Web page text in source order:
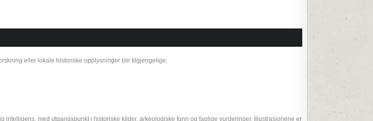
eller lokale historiske opplysninger blir tilgjengelige.
intelligens, med utgangspunkt i historiske kilder, arkeologiske funn og faglige vurderinger. Illustrasjonene er